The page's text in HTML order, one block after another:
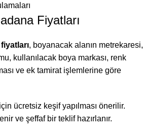
Fiyatları
, boyanacak alanın metrekaresi,
kullanılacak boya markası, renk
ve ek tamirat işlemlerine göre
ücretsiz keşif yapılması önerilir.
ve şeffaf bir teklif hazırlanır.